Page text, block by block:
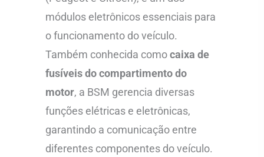
módulos eletrônicos essenciais para
o funcionamento do veículo.
Também conhecida comocaixa de
fusíveis do compartimento do
motor, a BSM gerencia diversas
funções elétricas e eletrônicas,
garantindo a comunicação entre
diferentes componentes do veículo.